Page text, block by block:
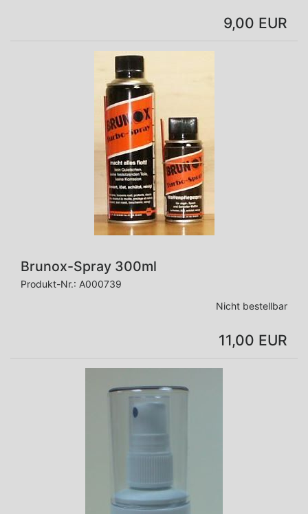
9,00 EUR
Brunox-Spray 300ml
Produkt-Nr.: A000739
Nicht bestellbar
11,00 EUR